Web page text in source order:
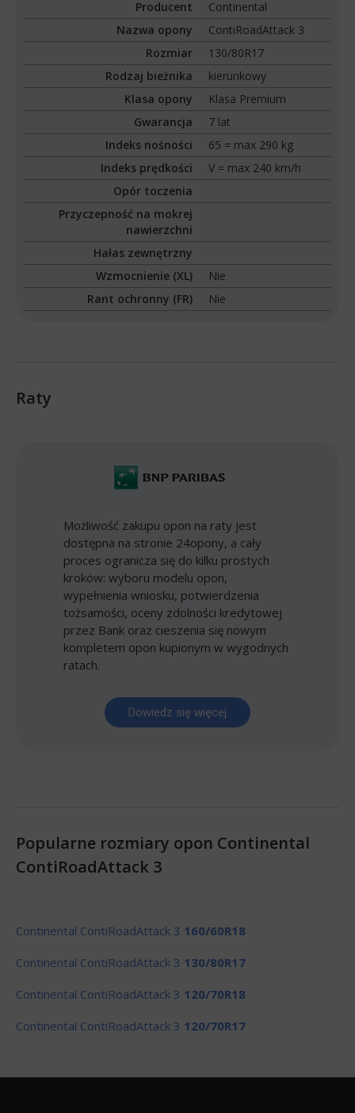
Producent
Continental
Nazwa opony
ContiRoadAttack 3
Rozmiar
130/80R17
Rodzaj bieżnika
kierunkowy
Klasa opony
Klasa Premium
Gwarancja
7 lat
Indeks nośności
65 = max 290 kg
Indeks prędkości
V = max 240 km/h
Opór toczenia
Przyczepność na mokrej
nawierzchni
Hałas zewnętrzny
Wzmocnienie (XL)
Nie
Rant ochronny (FR)
Nie
Raty
Możliwość zakupu opon na raty jest
dostępna na stronie 24opony, a cały
proces ogranicza się do kilku prostych
kroków: wyboru modelu opon,
wypełnienia wniosku, potwierdzenia
tożsamości, oceny zdolności kredytowej
przez Bank oraz cieszenia się nowym
kompletem opon kupionym w wygodnych
ratach.
Dowiedz się więcej
Popularne rozmiary opon Continental
ContiRoadAttack 3
Continental ContiRoadAttack 3 160/60R18
Continental ContiRoadAttack 3 130/80R17
Continental ContiRoadAttack 3 120/70R18
Continental ContiRoadAttack 3 120/70R17